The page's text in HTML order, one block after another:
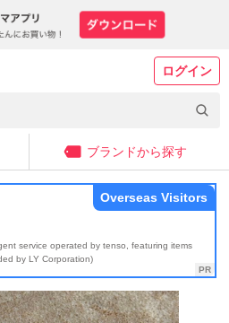
ログイン
ブランドから探す
service operated by tenso, featuring items
by LY Corporation)
Overseas Visitors